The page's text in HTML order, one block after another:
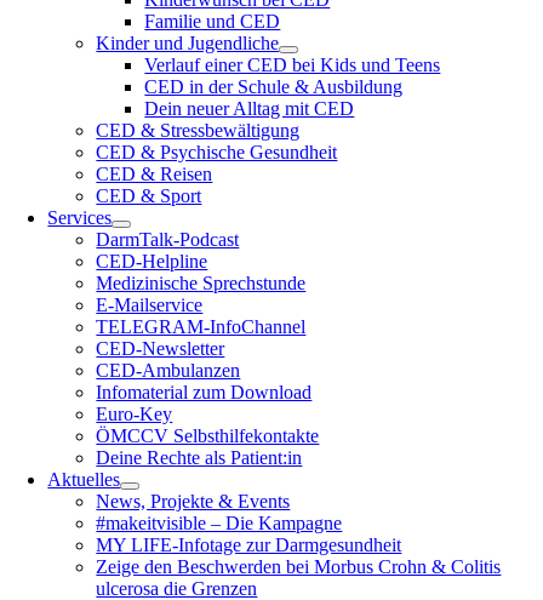
Familie und CED
Kinder und Jugendliche
Verlauf einer CED bei Kids und Teens
CED in der Schule & Ausbildung
Dein neuer Alltag mit CED
CED & Stressbewältigung
CED & Psychische Gesundheit
CED & Reisen
CED & Sport
Services
DarmTalk-Podcast
CED-Helpline
Medizinische Sprechstunde
E-Mailservice
TELEGRAM-InfoChannel
CED-Newsletter
CED-Ambulanzen
Infomaterial zum Download
Euro-Key
ÖMCCV Selbsthilfekontakte
Deine Rechte als Patient:in
Aktuelles
News, Projekte & Events
#makeitvisible – Die Kampagne
MY LIFE-Infotage zur Darmgesundheit
Zeige den Beschwerden bei Morbus Crohn & Colitis
ulcerosa die Grenzen